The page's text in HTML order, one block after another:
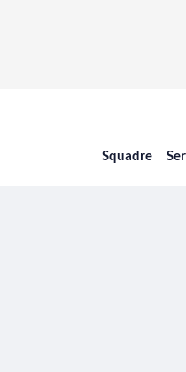
Squadre